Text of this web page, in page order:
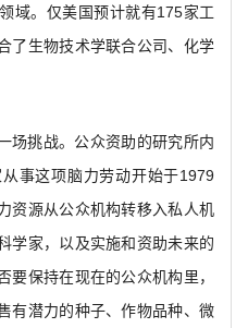
域。仅美国预计就有175家工
了生物技术学联合公司、化学
场挑战。公众资助的研究所内
事这项脑力劳动开始于1979
资源从公众机构转移入私人机
学家，以及实施和资助未来的
要保持在现在的公众机构里，
有潜力的种子、作物品种、微